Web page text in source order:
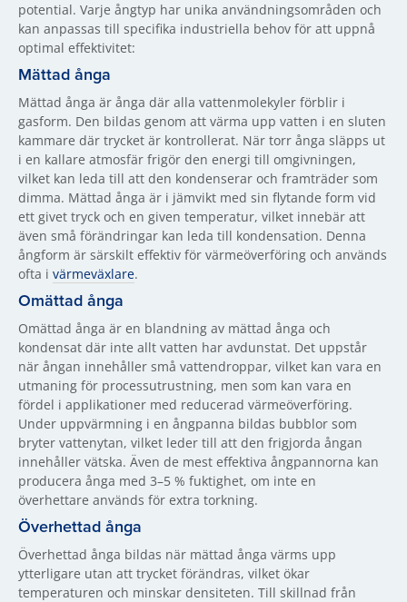
potential. Varje ångtyp har unika användningsområden och
kan anpassas till specifika industriella behov för att uppnå
optimal effektivitet:
Mättad ånga
Mättad ånga är ånga där alla vattenmolekyler förblir i
gasform. Den bildas genom att värma upp vatten i en sluten
kammare där trycket är kontrollerat. När torr ånga släpps ut
i en kallare atmosfär frigör den energi till omgivningen,
vilket kan leda till att den kondenserar och framträder som
dimma. Mättad ånga är i jämvikt med sin flytande form vid
ett givet tryck och en given temperatur, vilket innebär att
även små förändringar kan leda till kondensation. Denna
ångform är särskilt effektiv för värmeöverföring och används
ofta i värmeväxlare.
Omättad ånga
Omättad ånga är en blandning av mättad ånga och
kondensat där inte allt vatten har avdunstat. Det uppstår
när ångan innehåller små vattendroppar, vilket kan vara en
utmaning för processutrustning, men som kan vara en
fördel i applikationer med reducerad värmeöverföring.
Under uppvärmning i en ångpanna bildas bubblor som
bryter vattenytan, vilket leder till att den frigjorda ångan
innehåller vätska. Även de mest effektiva ångpannorna kan
producera ånga med 3–5 % fuktighet, om inte en
överhettare används för extra torkning.
Överhettad ånga
Överhettad ånga bildas när mättad ånga värms upp
ytterligare utan att trycket förändras, vilket ökar
temperaturen och minskar densiteten. Till skillnad från